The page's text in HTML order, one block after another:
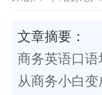
文章摘要：
商务英语口
从商务小白